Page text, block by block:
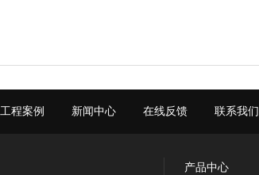
工程案例 新闻中心 在线反馈 联系我们
产品中心